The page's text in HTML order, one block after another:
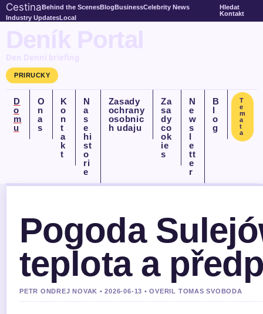
CestinaBehind the ScenesBlogBusinessCelebrity News
Industry UpdatesLocal
Hledat
Kontakt
Deník Portal
Den Denni briefing
PRIRUCKY
D
o
m
u
O
n
a
s
K
o
n
t
a
k
t
N
a
s
e
hi
st
o
ri
e
Zasady
ochrany
osobnic
h udaju
Za
sa
dy
co
ok
ie
s
N
e
w
s
l
e
tt
e
r
B
l
o
g
T
e
m
a
t
a
Pogoda
teplota a
PETR ONDREJ NOVAK • 2026-06-13 • OVERIL TOMAS SVOBODA